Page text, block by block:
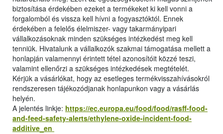
biztosítása érdekében ezeket a termékeket ki kell vonni a
forgalomból és vissza kell hívni a fogyasztóktól. Ennek
érdekében a felelős élelmiszer- vagy takarmányipari
vállalkozásoknak minden szükséges intézkedést meg kell
tenniük. Hivatalunk a vállalkozók szakmai támogatása mellett a
honlapján valamennyi érintett tétel azonosítóit közzé teszi,
valamint ellenőrzi a szükséges intézkedések megtételét.
Kérjük a vásárlókat, hogy az esetleges termékvisszahívásokról
rendszeresen tájékozódjanak honlapunkon vagy a vásárlás
helyén.
A jelentés linkje: https://ec.europa.eu/food/food/rasff-food-
and-feed-safety-alerts/ethylene-oxide-incident-food-
additive_en